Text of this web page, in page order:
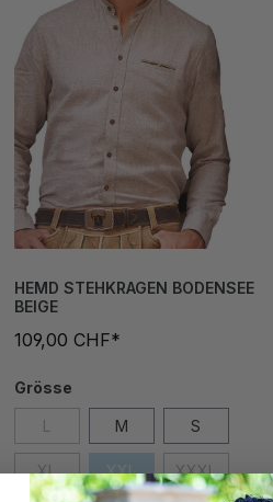
HEMD STEHKRAGEN BODENSEE
BEIGE
109,00 CHF*
Grösse
L M S
XL XXL XXXL